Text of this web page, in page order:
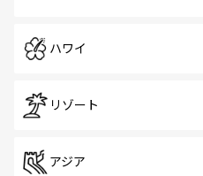
ハワイ
リゾート
アジア